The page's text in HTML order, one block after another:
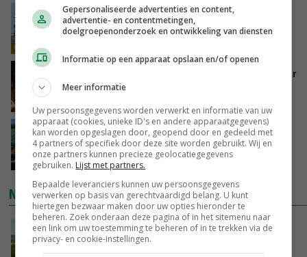
Internationale vraag naar geitenzuivel blijft
groot: Nederland in Europese top
Vlaamse varkensstapel krimpt, pluimveesector
groeit door schaalvergroting
‘Cijfer jezelf niet weg en doe vooral ook waar
je gelukkig van wordt’
VANDAAG, 13:31
NIEUWSTE VIDEO'S
POAH!: John Deere 7730
VANDAAG, 10:00
Gepersonaliseerde advertenties en content,
advertentie- en contentmetingen,
doelgroepenonderzoek en ontwikkeling van diensten
Informatie op een apparaat opslaan en/of openen
Meer informatie
Uw persoonsgegevens worden verwerkt en informatie van uw
apparaat (cookies, unieke ID's en andere apparaatgegevens)
kan worden opgeslagen door, geopend door en gedeeld met
4 partners of specifiek door deze site worden gebruikt. Wij en
onze partners kunnen precieze geolocatiegegevens
gebruiken. Lijst met partners.
Bepaalde leveranciers kunnen uw persoonsgegevens
verwerken op basis van gerechtvaardigd belang. U kunt
hiertegen bezwaar maken door uw opties hieronder te
beheren. Zoek onderaan deze pagina of in het sitemenu naar
een link om uw toestemming te beheren of in te trekken via de
privacy- en cookie-instellingen.